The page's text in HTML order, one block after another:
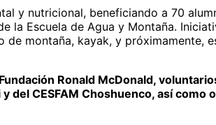
y nutricional, beneficiando a 70
Escuela de Agua y Montaña.
montaña, kayak, y próximamente,
Ronald McDonald,
del CESFAM Choshuenco, así